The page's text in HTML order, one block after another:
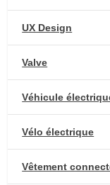
UX Design
Valve
Véhicule
Vélo électrique
Vêtement